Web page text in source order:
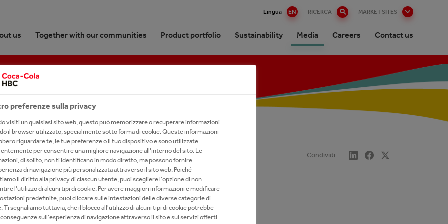
Lingua EN RICERCA MARKET SITES
us Together with our communities Product portfolio Sustainability Media Careers Contact us
Releases
Condividi
REPORT 2018
preferenze sulla privacy
visiti un qualsiasi sito web, questo può memorizzare o recuperare informazioni
il browser utilizzato, specialmente sotto forma di cookie. Queste informazioni
riguardare te, le tue preferenze o il tuo dispositivo e sono utilizzate
per consentire una migliore navigazione all'interno del sito. Le
di solito, non ti identificano in modo diretto, ma possono fornire
di navigazione più personalizzata attraverso il sito web. Poiché
il diritto alla privacy di ciascun utente, puoi scegliere l'opzione di non
l'utilizzo di alcuni tipi di cookie. Per avere maggiori informazioni e modificare
predefinite, puoi cliccare sulle intestazioni delle diverse categorie di
Ti segnaliamo tuttavia, che il blocco all'utilizzo di alcuni tipi di cookie potrebbe
sull'esperienza di navigazione attraverso il sito e sui servizi offerti